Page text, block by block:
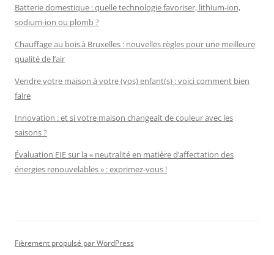
Batterie domestique : quelle technologie favoriser, lithium-ion,
sodium-ion ou plomb ?
Chauffage au bois à Bruxelles : nouvelles règles pour une meilleure
qualité de l’air
Vendre votre maison à votre (vos) enfant(s) : voici comment bien
faire
Innovation : et si votre maison changeait de couleur avec les
saisons ?
Évaluation EIE sur la « neutralité en matière d’affectation des
énergies renouvelables » : exprimez-vous !
Fièrement propulsé par WordPress